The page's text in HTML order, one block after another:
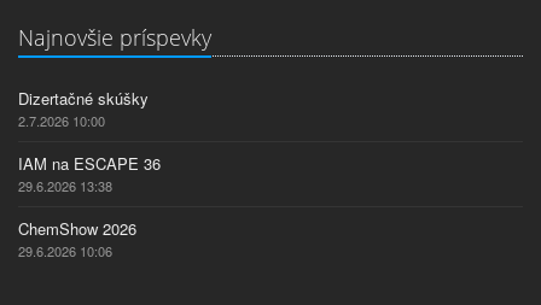
Najnovšie príspevky
Dizertačné skúšky
2.7.2026 10:00
IAM na ESCAPE 36
29.6.2026 13:38
ChemShow 2026
29.6.2026 10:06